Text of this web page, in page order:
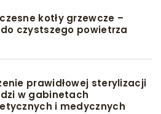
kotły grzewcze –
czystszego powietrza
prawidłowej sterylizacji
w gabinetach
i medycznych